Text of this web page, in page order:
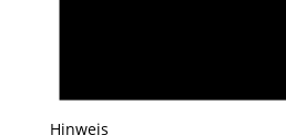
Hinweis